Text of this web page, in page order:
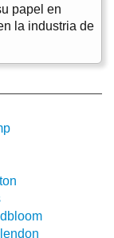
papel en
la industria de